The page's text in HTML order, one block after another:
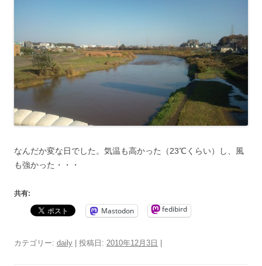
なんだか変な日でした。気温も高かった（23℃くらい）し、風
も強かった・・・
共有:
Mastodon fedibird
カテゴリー: daily | 投稿日: 2010年12月3日 |